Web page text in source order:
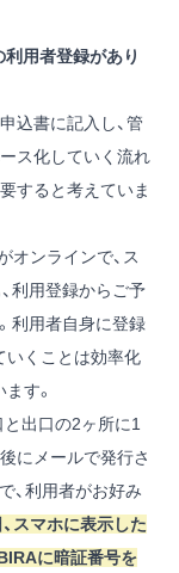
用者登録があり
込書に記入し、管
ス化していく流れ
すると考えていま
オンラインで、ス
利用登録からご予
利用者自身に登録
いくことは効率化
す。
と出口の2ヶ所に1
にメールで発行さ
、利用者がお好み
スマホに表示した
に暗証番号を